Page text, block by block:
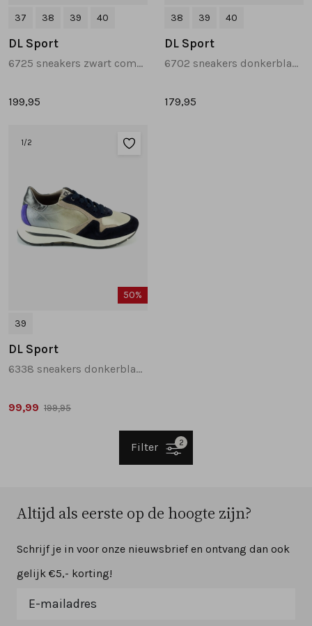
37 38 39 40
DL Sport
6725 sneakers zwart combinatie
199,95
38 39 40
DL Sport
6702 sneakers donkerblauw
179,95
1 /2
50%
39
DL Sport
6338 sneakers donkerblauw
99,99 199,95
2
Filter
Altijd als eerste op de hoogte zijn?
Schrijf je in voor onze nieuwsbrief en ontvang dan ook
gelijk €5,- korting!